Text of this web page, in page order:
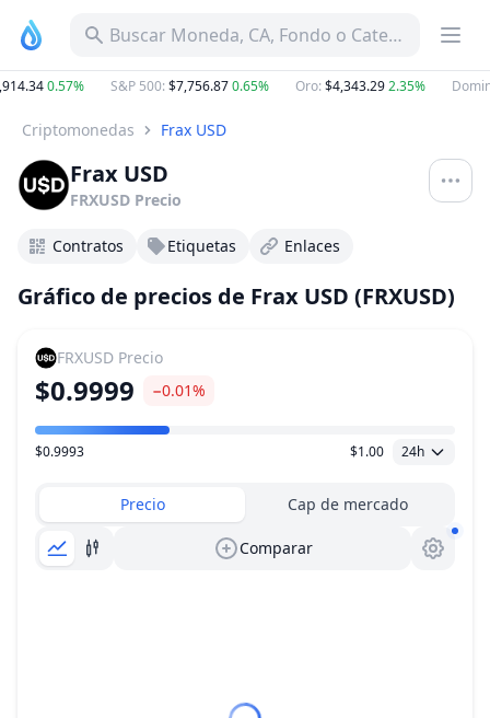
Buscar Moneda, CA, Fondo o Categoría
0.57% S&P 500:$7,756.870.65% Oro:$4,343.292.35%
Criptomonedas Frax USD
Frax USD
FRXUSD Precio
Contratos Etiquetas Enlaces
Gráfico de precios de Frax USD (FRXUSD)
FRXUSD Precio
$0.9999 −0.01%
Rango de precio
$0.9993 $1.00 24h
Precio Cap de mercado
Comparar